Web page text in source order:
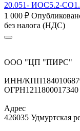
20.051- ИОС5.2-
1 000 ₽
без налога (НДС)
ООО "ЦП "ПИРС"
ИНН/КПП
ОГРН1211800017340
Адрес
426035 Удмуртская